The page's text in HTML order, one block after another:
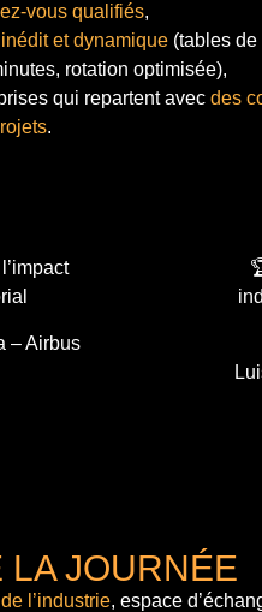
vous qualifiés,
inédit et dynamique (tables de
rotation optimisée),
qui repartent avec des
.
– Airbus
LA JOURNÉE
l’industrie, espace